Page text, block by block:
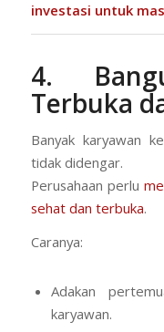
investasi untuk
4.
Terbuka
Banyak karyawan
tidak didengar.
Perusahaan perlu
sehat dan terbuka.
Caranya:
Adakan
karyawan.